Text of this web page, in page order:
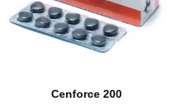
IN DEN WARENKORB
Cenforce 200